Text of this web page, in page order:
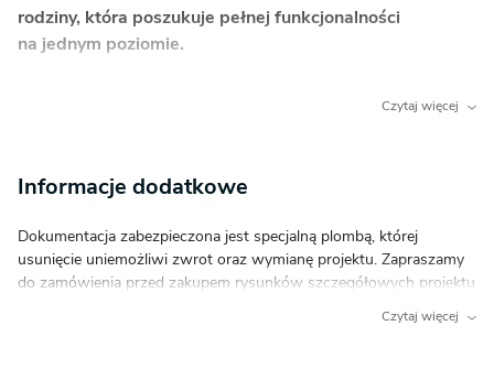
rodziny, która poszukuje pełnej funkcjonalności
na jednym poziomie.
sypialnię połączoną z dedykowaną garderobą oraz
Otwarta kuchnia z wyspą i spiżarnią– idealna
przestrzeń do wspólnego gotowania,
Czytaj więcej
Informacje dodatkowe
Dokumentacja zabezpieczona jest specjalną plombą, której
usunięcie uniemożliwi zwrot oraz wymianę projektu. Zapraszamy
do zamówienia przed zakupem rysunków szczegółowych projektu
projekt domu idealnie na nią pasuje. Do projektu zostanie
Czytaj więcej